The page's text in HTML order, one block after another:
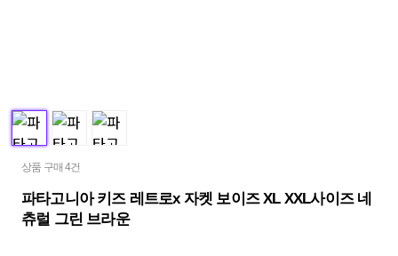
상품 구매 4건
파타고니아 키즈 레트로x 자켓 보이즈 XL XXL사이즈 네
츄럴 그린 브라운